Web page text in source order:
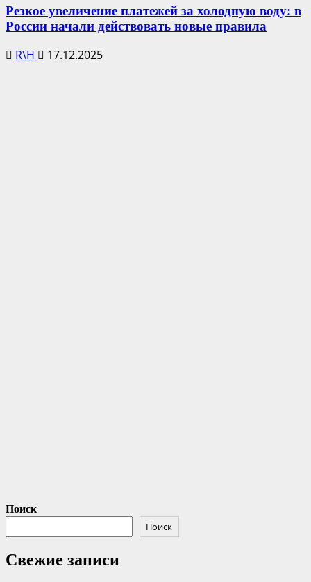
Резкое увеличение платежей за холодную воду: в
России начали действовать новые правила
R\H 17.12.2025
Поиск
Поиск
Свежие записи